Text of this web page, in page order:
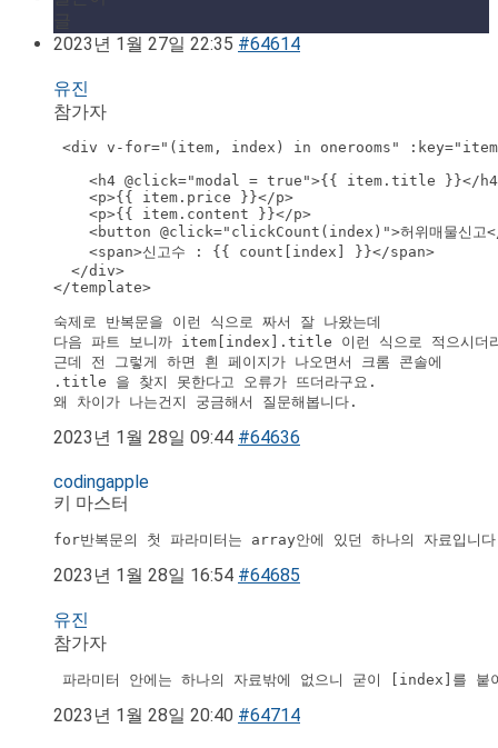
2023년 1월 27일 22:35 #64614
유진
참가자
<div v-for="(item, index) in onerooms"
<h4 @click="modal = true">{{ item.title }}</
<p>{{ item.price }}</p>
<p>{{ item.content }}</p>
<button @click="clickCount(index)">허위매물신고
<span>신고수 : {{ count[index] }}</span>
</div>
</template>
숙제로 반복문을 이런 식으로 짜서 잘 나왔는데
다음 파트 보니까 item[index].title 이런 식으로 적으시더
근데 전 그렇게 하면 흰 페이지가 나오면서 크롬 콘솔에
.title 을 찾지 못한다고 오류가 뜨더라구요.
왜 차이가 나는건지 궁금해서 질문해봅니다.
2023년 1월 28일 09:44 #64636
codingapple
키 마스터
for반복문의 첫 파라미터는 array안에 있던 하나의 자료입니다
2023년 1월 28일 16:54 #64685
유진
참가자
파라미터 안에는 하나의 자료밖에 없으니 굳이 [index]를 붙
2023년 1월 28일 20:40 #64714